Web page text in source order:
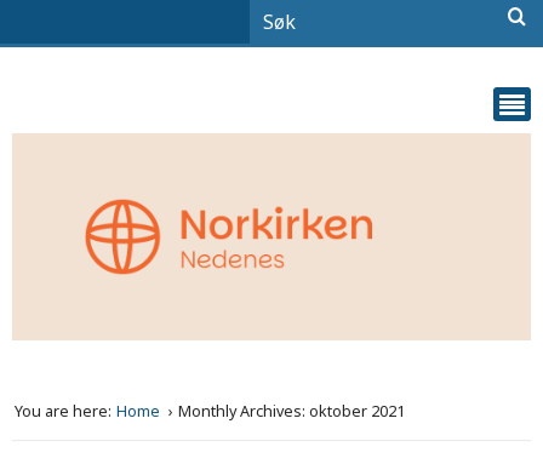
You are here: Home Monthly Archives: oktober 2021